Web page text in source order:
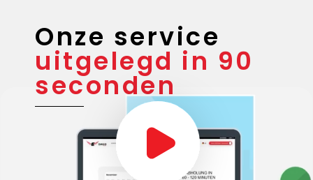
Onze service
uitgelegd in 90
seconden